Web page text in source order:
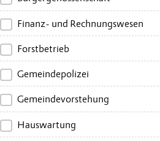
Finanz- und Rechnungswesen
Forstbetrieb
Gemeindepolizei
Gemeindevorstehung
Hauswartung